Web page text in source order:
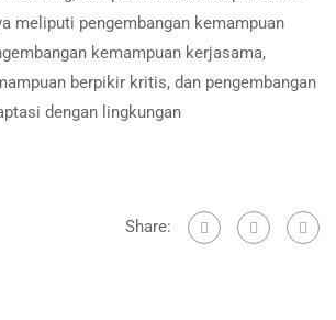
meliputi pengembangan kemampuan
kemampuan kerjasama,
berpikir kritis, dan pengembangan
dengan lingkungan
Share: